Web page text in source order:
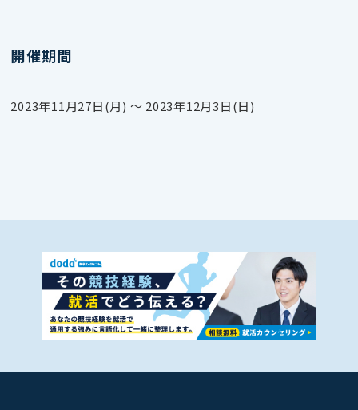
開催期間
2023年11月27日(月) 〜 2023年12月3日(日)